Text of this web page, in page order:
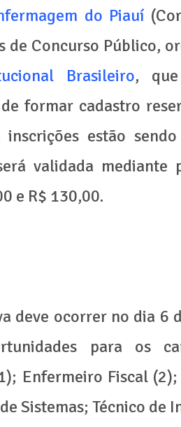
do Piauí
de Concurso Público,
Brasileiro,
formar cadastro
estão
validada mediante
e R$ 130,00.
deve ocorrer no dia 6
para os
Enfermeiro Fiscal
Sistemas; Técnico de